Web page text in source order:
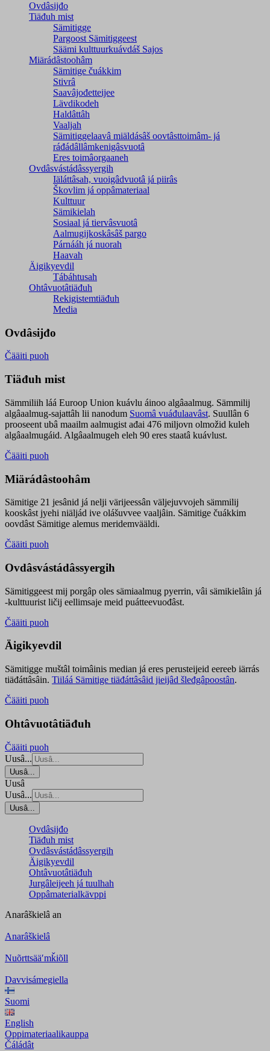
Ovdâsijđo
Tiäđuh mist
Sämitigge
Pargoost Sämitiggeest
Säämi kulttuurkuávdáš Sajos
Miärádâstoohâm
Sämitige čuákkim
Stivrâ
Saavâjođetteijee
Lävdikodeh
Haldâttâh
Vaaljah
Sämitiggelaavâ miäldásâš oovtâsttoimâm- já
ráđádâllâmkenigâsvuotâ
Eres toimâorgaaneh
Ovdâsvástádâssyergih
Iäláttâsah, vuoigâdvuotâ já piirâs
Škovlim já oppâmateriaal
Kulttuur
Sämikielah
Sosiaal já tiervâsvuotâ
Aalmugijkoskâsâš pargo
Párnááh já nuorah
Haavah
Äigikyevdil
Tábáhtusah
Ohtâvuotâtiäđuh
Rekigistemtiäđuh
Media
Ovdâsijđo
Čääiti puoh
Tiäđuh mist
Sämmiliih láá Euroop Union kuávlu áinoo algâaalmug. Sämmilij
algâaalmug-sajattâh lii nanodum Suomâ vuáđulaavâst. Suullân 6
prooseent ubâ maailm aalmugist ađai 476 miljovn olmožid kuleh
algâaalmugáid. Algâaalmugeh eleh 90 eres staatâ kuávlust.
Čääiti puoh
Miärádâstoohâm
Sämitige 21 jesânid já nelji värijeessân väljejuvvojeh sämmilij
kooskâst jyehi niäljád ive olášuvvee vaaljâin. Sämitige čuákkim
oovdâst Sämitige alemus meridemvääldi.
Čääiti puoh
Ovdâsvástádâssyergih
Sämitiggeest mij porgâp oles sämiaalmug pyerrin, vâi sämikielâin já
-kulttuurist ličij eellimsaje meid puátteevuođâst.
Čääiti puoh
Äigikyevdil
Sämitigge muštâl toimâinis median já eres perusteijeid eereeb iärrás
tiäđáttâsâin. Tiiláá Sämitige tiäđáttâsâid jieijâd šleđgâpoostân.
Čääiti puoh
Ohtâvuotâtiäđuh
Čääiti puoh
Uusâ...
Uusâ...
Uusâ
Uusâ...
Uusâ...
Ovdâsijđo
Tiäđuh mist
Ovdâsvástádâssyergih
Äigikyevdil
Ohtâvuotâtiäđuh
Jurgâleijeeh já tuulhah
Oppâmaterialkävppi
Anarâškielâ an
Anarâškielâ
Nuõrttsääʹmǩiõll
Davvisámegiella
Suomi
English
Oppimateriaalikauppa
Čáládât